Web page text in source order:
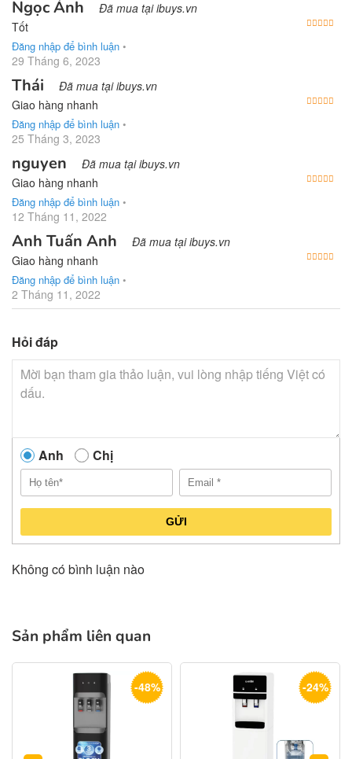
Ngọc Ánh Đã mua tại ibuys.vn
Tốt
Đăng nhập để bình luận •
29 Tháng 6, 2023
Thái Đã mua tại ibuys.vn
Giao hàng nhanh
Đăng nhập để bình luận •
25 Tháng 3, 2023
nguyen Đã mua tại ibuys.vn
Giao hàng nhanh
Đăng nhập để bình luận •
12 Tháng 11, 2022
Anh Tuấn Anh Đã mua tại ibuys.vn
Giao hàng nhanh
Đăng nhập để bình luận •
2 Tháng 11, 2022
Hỏi đáp
Anh Chị
GỬI
Không có bình luận nào
Sản phẩm liên quan
-48% -24%